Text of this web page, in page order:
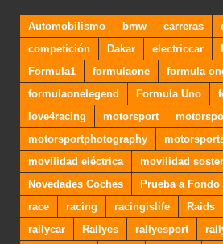
Automobilismo bmw carreras
competición
Dakar electriccar
Formula1
formulaone
formula
formulaonelegend
Formula Uno
love4racing
motorsport
motorsportphotography
movilidad eléctrica
movilidad
Novedades Coches
Prueba a Fondo
race
racing racingislife Raids
rallycar
Rallyes rallyesport